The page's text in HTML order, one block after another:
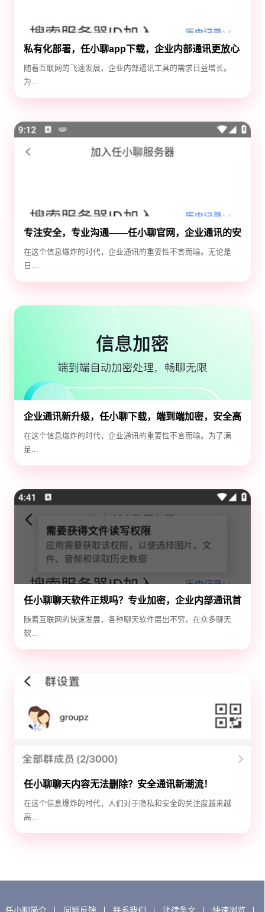
私有化部署，任小聊app下载，企业内部通讯更放心
随着互联网的飞速发展，企业内部通讯工具的需求日益增长。
为...
专注安全，专业沟通——任小聊官网，企业通讯的安
全守护神
在这个信息爆炸的时代，企业通讯的重要性不言而喻。无论是
日...
企业通讯新升级，任小聊下载，端到端加密，安全高
效！
在这个信息爆炸的时代，企业通讯的重要性不言而喻。为了满
足...
任小聊聊天软件正规吗？专业加密，企业内部通讯首
选！
随着互联网的快速发展，各种聊天软件层出不穷。在众多聊天
软...
任小聊聊天内容无法删除？安全通讯新潮流！
在这个信息爆炸的时代，人们对于隐私和安全的关注度越来越
高...